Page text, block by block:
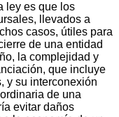
ley es que los
llevados a
casos, útiles para
de una entidad
la complejidad y
que incluye
y su interconexión
de una
evitar daños